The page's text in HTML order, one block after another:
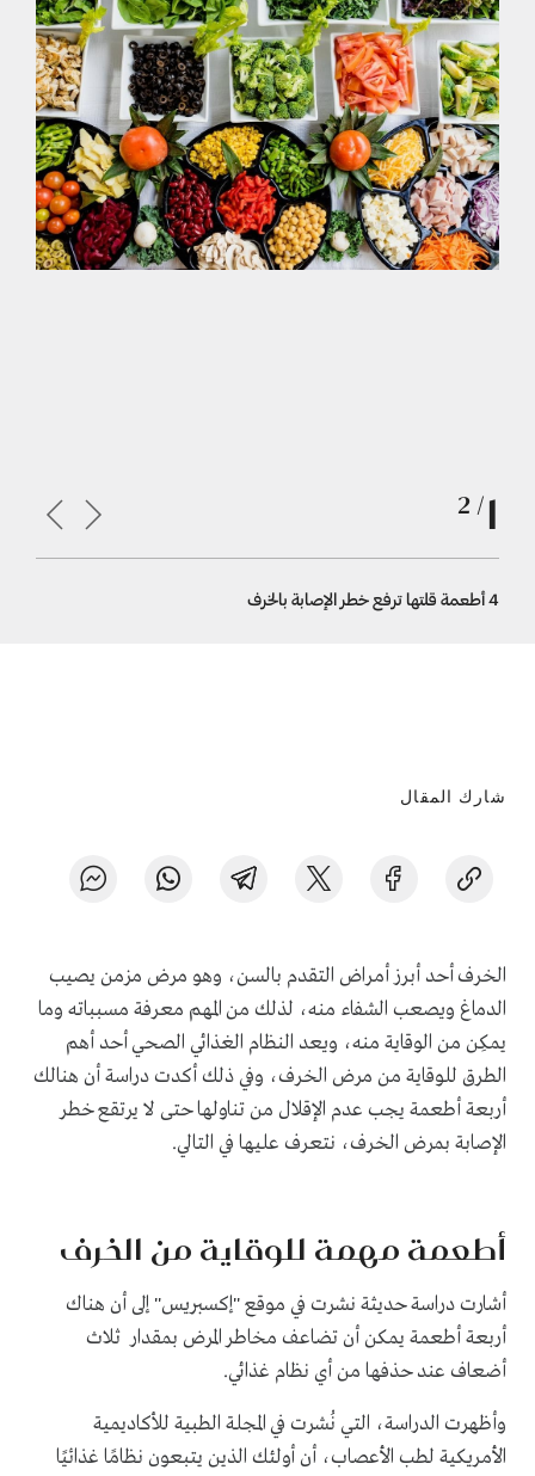
شارك المقال
الخرف أحد أبرز أمراض التقدم بالسن، وهو مرض مزمن يصيب
الدماغ ويصعب الشفاء منه، لذلك من المهم معرفة مسبباته وما
يمكِن من الوقاية منه، ويعد النظام الغذائي الصحي أحد أهم
الطرق للوقاية من مرض الخرف، وفي ذلك أكدت دراسة أن هنالك
أربعة أطعمة يجب عدم الإقلال من تناولها حتى لا يرتقع خطر
الإصابة بمرض الخرف، نتعرف عليها في التالي.
أطعمة مهمة للوقاية من الخرف
أشارت دراسة حديثة نشرت في موقع "إكسبريس" إلى أن هناك
أربعة أطعمة يمكن أن تضاعف مخاطر المرض بمقدار ثلاث
أضعاف عند حذفها من أي نظام غذائي.
وأظهرت الدراسة، التي نُشرت في المجلة الطبية للأكاديمية
الأمريكية لطب الأعصاب، أن أولئك الذين يتبعون نظامًا غذائيًا